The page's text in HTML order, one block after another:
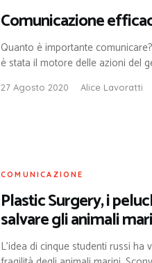
Comunicazione
Quanto è importante
è stata il motore delle azioni del
27 Agosto 2020 Alice Lavoratti
COMUNICAZIONE
Plastic Surgery, i
salvare gli animali
L’idea di cinque studenti russi